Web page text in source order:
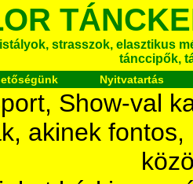
strasszok, elasztikus
tánccipők,
Nyitvatartás
Show-val
akinek